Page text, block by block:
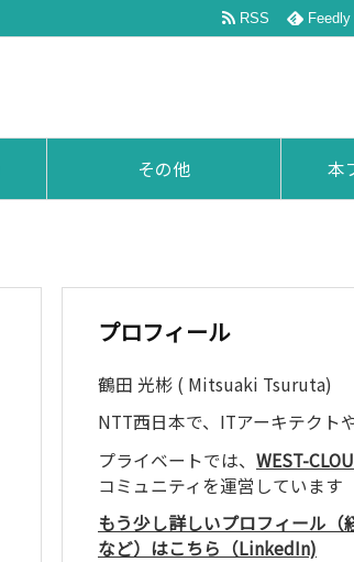
その他 本
RSS Feedly
プロフィール
鶴田 光彬 ( Mitsuaki Tsuruta)
NTT西日本で、ITアーキテクト
プライベートでは、 WEST-
コミュニティを運営しています
もう少し詳しいプロフィール（
など）はこちら（LinkedIn)